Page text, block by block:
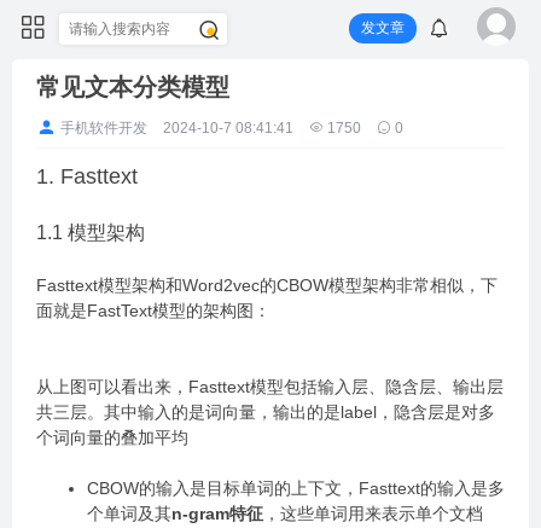
发文章
常见文本分类模型
手机软件开发 2024-10-7 08:41:41 1750 0
1. Fasttext
1.1 模型架构
Fasttext模型架构和Word2vec的CBOW模型架构非常相似，下
面就是FastText模型的架构图：
从上图可以看出来，Fasttext模型包括输入层、隐含层、输出层
共三层。其中输入的是词向量，输出的是label，隐含层是对多
个词向量的叠加平均
CBOW的输入是目标单词的上下文，Fasttext的输入是多
个单词及其n-gram特征 ，这些单词用来表示单个文档